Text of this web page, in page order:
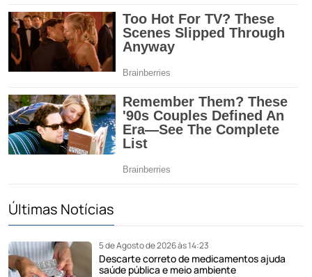
Últimas Notícias
5 de Agosto de 2026 às 14:23
Descarte correto de medicamentos ajuda
saúde pública e meio ambiente